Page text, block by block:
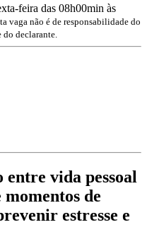
feira das 08h00min às
vaga não é de responsabilidade do
declarante.
vida pessoal
de
estresse e